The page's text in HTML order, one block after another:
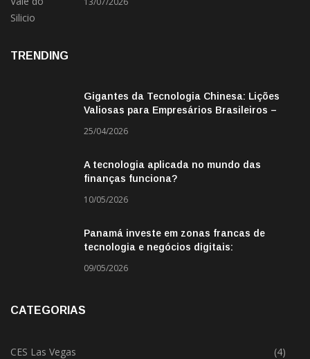
TRENDING
Gigantes da Tecnologia Chinesa: Lições
Valiosas para Empresários Brasileiros –
25/04/2026
A tecnologia aplicada no mundo das
finanças funciona?
10/05/2026
Panamá investe em zonas francas de
tecnologia e negócios digitais:
09/05/2026
CATEGORIAS
CES Las Vegas
(4)